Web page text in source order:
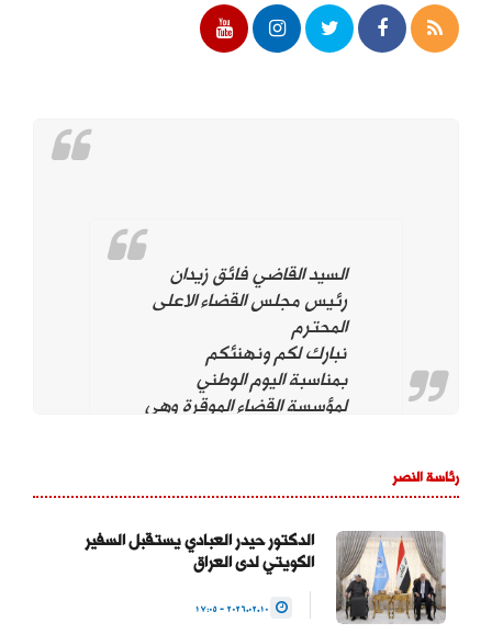
السيد القاضي فائق زيدان
رئيس مجلس القضاء الاعلى
المحترم
نبارك لكم ونهنئكم
بمناسبة اليوم الوطني
لمؤسسة القضاء الموقرة وهي
استقلال مؤسسة القضاء
المواطنين وحماية التجربة
الديمقراطية والتداول السلمي
للسلطة والحفاظ على…
رئاسة النصر
الدكتور حيدر العبادي يستقبل السفير
الكويتي لدى العراق